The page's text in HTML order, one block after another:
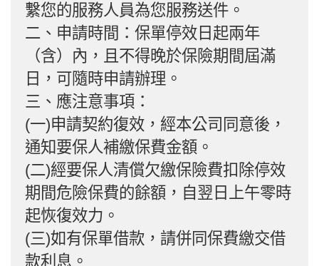
繫您的服務人員為您服務送件。
二、申請時間：保單停效日起兩年
（含）內，且不得晚於保險期間屆滿
日，可隨時申請辦理。
三、應注意事項：
(一)申請契約復效，經本公司同意後，
通知要保人補繳保費金額。
(二)經要保人清償欠繳保險費扣除停效
期間危險保費的餘額，自翌日上午零時
起恢復效力。
(三)如有保單借款，請併同保費繳交借
款利息。